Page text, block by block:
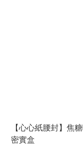
【心心紙腰封】焦
密實盒